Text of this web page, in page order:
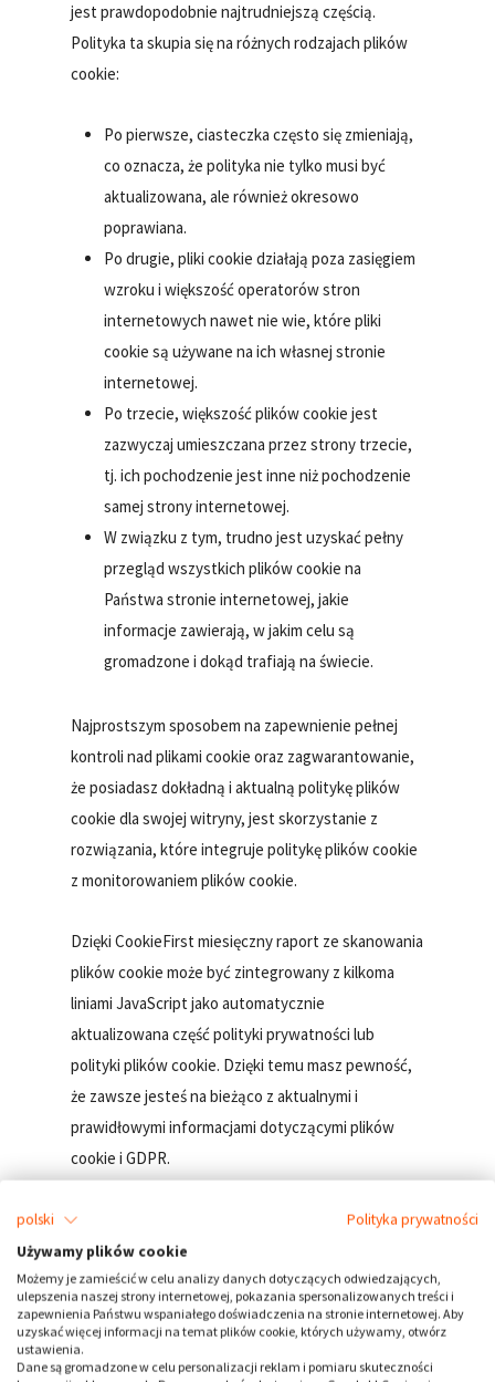
jest prawdopodobnie najtrudniejszą częścią.
Polityka ta skupia się na różnych rodzajach plików
cookie:
Po pierwsze, ciasteczka często się zmieniają,
co oznacza, że polityka nie tylko musi być
aktualizowana, ale również okresowo
poprawiana.
Po drugie, pliki cookie działają poza zasięgiem
wzroku i większość operatorów stron
internetowych nawet nie wie, które pliki
cookie są używane na ich własnej stronie
internetowej.
Po trzecie, większość plików cookie jest
zazwyczaj umieszczana przez strony trzecie,
tj. ich pochodzenie jest inne niż pochodzenie
samej strony internetowej.
W związku z tym, trudno jest uzyskać pełny
przegląd wszystkich plików cookie na
Państwa stronie internetowej, jakie
informacje zawierają, w jakim celu są
gromadzone i dokąd trafiają na świecie.
Najprostszym sposobem na zapewnienie pełnej
kontroli nad plikami cookie oraz zagwarantowanie,
że posiadasz dokładną i aktualną politykę plików
cookie dla swojej witryny, jest skorzystanie z
rozwiązania, które integruje politykę plików cookie
z monitorowaniem plików cookie.
Dzięki CookieFirst miesięczny raport ze skanowania
plików cookie może być zintegrowany z kilkoma
liniami JavaScript jako automatycznie
aktualizowana część polityki prywatności lub
polityki plików cookie. Dzięki temu masz pewność,
że zawsze jesteś na bieżąco z aktualnymi i
prawidłowymi informacjami dotyczącymi plików
cookie i GDPR.
CookieFirst jest jednym z niewielu w pełni
zgodnych z GDPR rozwiązań na rynku plików
cookie. Umożliwiamy Ci zadbanie o wszystko, co
jest istotne na Twojej stronie internetowej w
odniesieniu do plików cookie i GDPR. Dzięki temu
możesz mieć pewność, że Twoja strona jest zgodna
polski
Polityka prywatności
Używamy plików cookie
Możemy je zamieścić w celu analizy danych dotyczących odwiedzających,
ulepszenia naszej strony internetowej, pokazania spersonalizowanych treści i
zapewnienia Państwu wspaniałego doświadczenia na stronie internetowej. Aby
uzyskać więcej informacji na temat plików cookie, których używamy, otwórz
ustawienia.
Dane są gromadzone w celu personalizacji reklam i pomiaru skuteczności